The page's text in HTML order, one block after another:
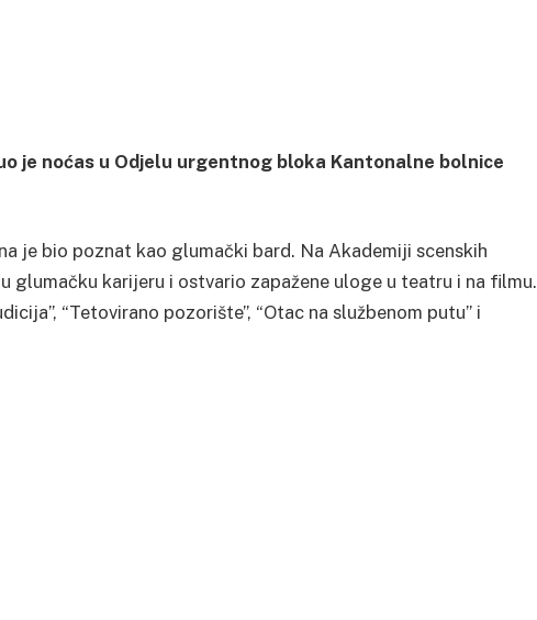
je noćas u Odjelu urgentnog bloka Kantonalne bolnice
je bio poznat kao glumački bard. Na Akademiji scenskih
glumačku karijeru i ostvario zapažene uloge u teatru i na filmu.
“Tetovirano pozorište”, “Otac na službenom putu” i